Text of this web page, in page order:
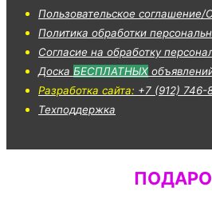
Пользовательское соглашение/
Политика обработки
Согласие на обработку
Доска БЕСПЛАТНЫХ
Разработка сайта: +7 (912) 746-
Техподдержка